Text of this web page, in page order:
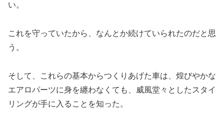
い。
これを守っていたから、なんとか続けていられたのだと思
う。
そして、これらの基本からつくりあげた車は、煌びやかな
エアロパーツに身を纏わなくても、威風堂々としたスタイ
リングが手に入ることを知った。